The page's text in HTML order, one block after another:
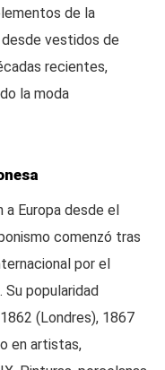
de la
vestidos de
recientes,
la moda
a Europa desde el
comenzó tras
por el
popularidad
(Londres), 1867
en artistas,